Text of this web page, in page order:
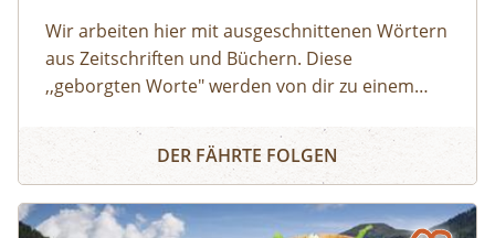
Wir arbeiten hier mit ausgeschnittenen Wörtern
aus Zeitschriften und Büchern. Diese
,,geborgten Worte" werden von dir zu einem
Worte können herumgeschoben oder
zurechtgeschnitten werden, bis eine für dich
Collagetechnik entstehen Bilder im Kopf. Diese
Wort Collage
DER FÄHRTE FOLGEN